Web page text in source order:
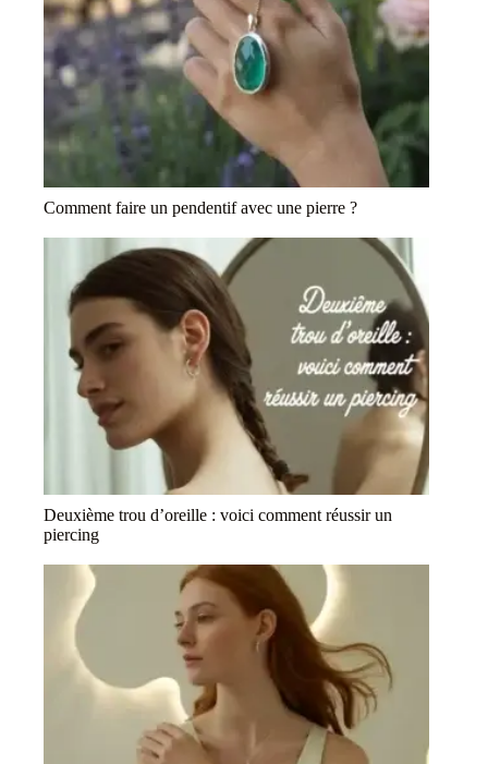
Comment faire un pendentif avec une pierre ?
Deuxième trou d’oreille : voici comment réussir un
piercing